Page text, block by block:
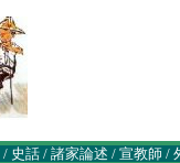
/ 史話 / 諸家論述 / 宣教師 /